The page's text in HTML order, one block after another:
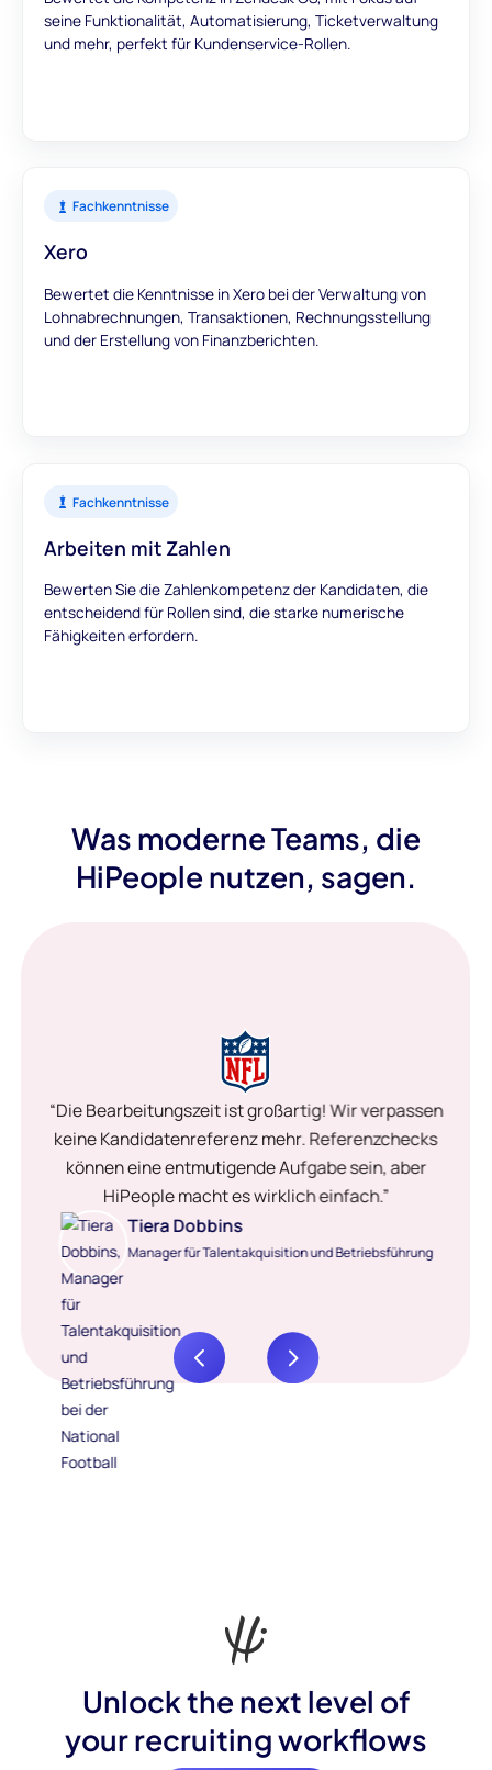
seine Funktionalität, Automatisierung, Ticketverwaltung
und mehr, perfekt für Kundenservice-Rollen.
Fachkenntnisse
Xero
Bewertet die Kenntnisse in Xero bei der Verwaltung von
Lohnabrechnungen, Transaktionen, Rechnungsstellung
und der Erstellung von Finanzberichten.
Fachkenntnisse
Arbeiten mit Zahlen
Bewerten Sie die Zahlenkompetenz der Kandidaten, die
entscheidend für Rollen sind, die starke numerische
Fähigkeiten erfordern.
Was moderne Teams, die
HiPeople nutzen, sagen.
“Die Bearbeitungszeit ist großartig! Wir verpassen
keine Kandidatenreferenz mehr. Referenzchecks
können eine entmutigende Aufgabe sein, aber
HiPeople macht es wirklich einfach.”
Tiera Dobbins
Manager für Talentakquisition und Betriebsführung
Unlock the next level of
your recruiting workflows